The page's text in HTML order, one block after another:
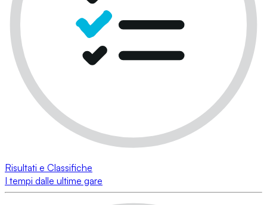
Risultati e Classifiche
I tempi dalle ultime gare